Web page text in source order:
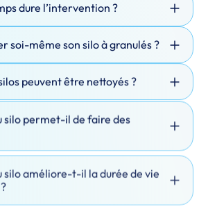
dure l’intervention ?
soi-même son silo à granulés ?
peuvent être nettoyés ?
silo permet-il de faire des
silo améliore-t-il la durée de vie